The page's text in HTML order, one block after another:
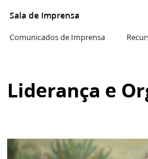
Sala de Imprensa
Comunicados de Imprensa
Liderança e